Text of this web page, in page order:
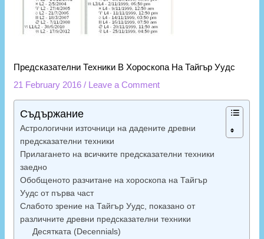
Предсказателни Техники В Хороскопа На Тайгър Уудс
21 February 2016/ Leave a Comment
Съдържание
Астрологични източници на дадените древни
предсказателни техники
Прилагането на всичките предсказателни техники
заедно
Обобщеното разчитане на хороскопа на Тайгър
Уудс от първа част
Слабото зрение на Тайгър Уудс, показано от
различните древни предсказателни техники
Десятката (Decennials)